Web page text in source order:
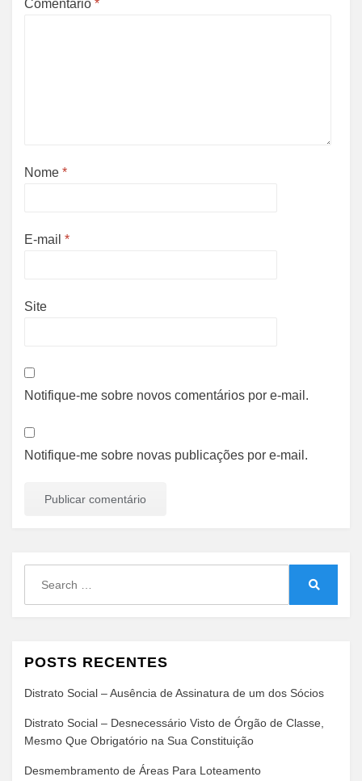
Comentário *
Nome *
E-mail *
Site
Notifique-me sobre novos comentários por e-mail.
Notifique-me sobre novas publicações por e-mail.
POSTS RECENTES
Distrato Social – Ausência de Assinatura de um dos Sócios
Distrato Social – Desnecessário Visto de Órgão de Classe,
Mesmo Que Obrigatório na Sua Constituição
Desmembramento de Áreas Para Loteamento